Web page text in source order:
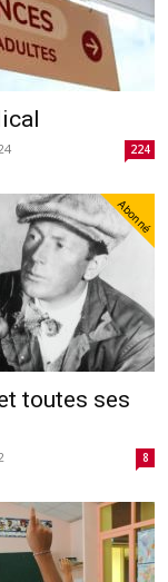
224
Abonné
toutes ses
8